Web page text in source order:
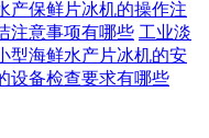
产保鲜片冰机的操作注
注意事项有哪些 工业淡
型海鲜水产片冰机的安
设备检查要求有哪些